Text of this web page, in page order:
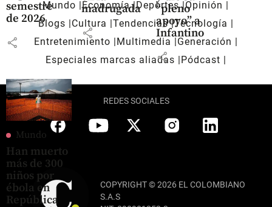
semestre
de 2026
share
madrugada
share
“pleno
apoyo” a
Infantino
share
Mundo
Han muerto
más de 300
niños por
ébola en
República
Mundo Economía Deportes Opinión
Blogs
Cultura Tendencias Tecnología
Entretenimiento
Multimedia
Generación
Especiales marcas aliadas
Pódcast
REDES SOCIALES
COPYRIGHT © 2026 EL COLOMBIANO
S.A.S